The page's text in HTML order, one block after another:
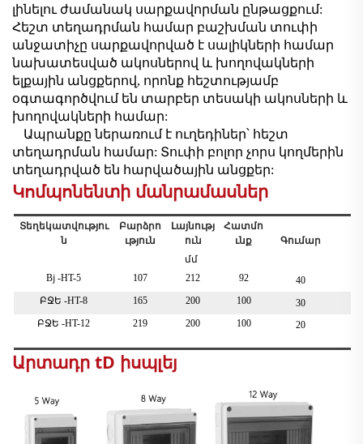
լինելու ժամանակ սարքավորման ընթացքում:
Հեշտ տեղադրման համար բաշխման տուփի
անջատիչը սարքավորված է սալիկների համար
նախատեսված ակոսներով և խողովակների
ելքային անցքերով, որոնք հեշտությամբ
օգտագործվում են տարբեր տեսակի ակոսների և
խողովակների համար:
Ապրանքը ներառում է ուղեդիներ՝ հեշտ
տեղադրման համար: Տուփի բոլոր չորս կողմերին
տեղադրված են հարվածային անցքեր:
Կոմպոնենտի մանրամասներ
Տեղեկատվությու
ն
Բարձրո
ւթյուն
Լայնությ
ուն
Հատմո
ւնք
Գումար
մմ
Bj-HT-5 107 212 92 40
ԲՋԵ-HT-8 165 200 100 30
ԲՋԵ-HT-12 219 200 100 20
Արտադր tD իսպլեյ